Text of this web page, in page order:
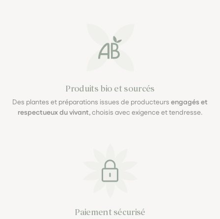
Produits bio et sourcés
Des plantes et préparations issues de producteurs engagés et
respectueux du vivant, choisis avec exigence et tendresse.
Paiement sécurisé